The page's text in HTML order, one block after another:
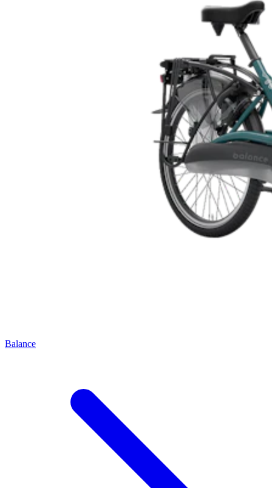
Balance